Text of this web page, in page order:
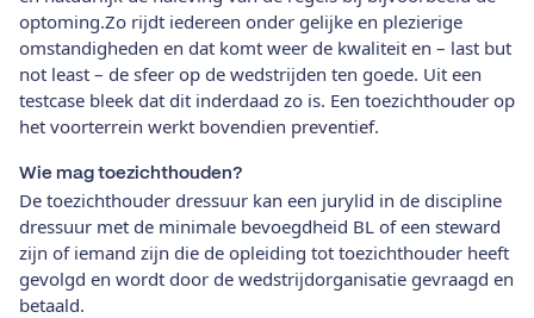
optoming.Zo rijdt iedereen onder gelijke en plezierige
omstandigheden en dat komt weer de kwaliteit en – last but
not least – de sfeer op de wedstrijden ten goede. Uit een
testcase bleek dat dit inderdaad zo is. Een toezichthouder op
het voorterrein werkt bovendien preventief.
Wie mag toezichthouden?
De toezichthouder dressuur kan een jurylid in de discipline
dressuur met de minimale bevoegdheid BL of een steward
zijn of iemand zijn die de opleiding tot toezichthouder heeft
gevolgd en wordt door de wedstrijdorganisatie gevraagd en
betaald.